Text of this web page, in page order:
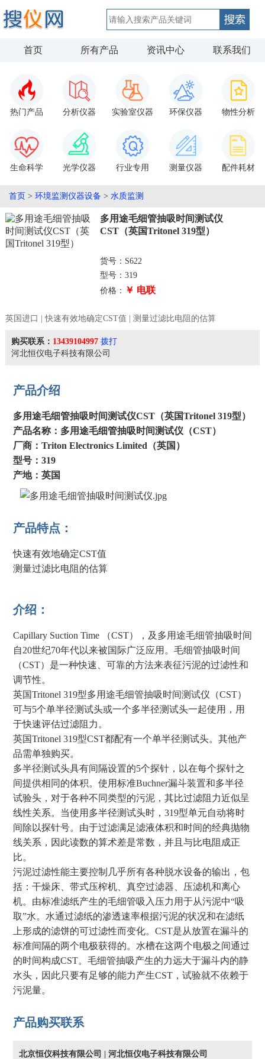
首页 所有产品 资讯中心 联系我们
热门产品 分析仪器 实验室仪器 环保仪器 物性分析
生命科学 光学仪器 行业专用 测量仪器 配件耗材
首页 > 环境监测仪器设备 > 水质监测
多用途毛细管抽吸时间测试仪
CST（英国Tritonel 319型）
货号：S622
型号：319
价格： ￥ 电联
英国进口 | 快速有效地确定CST值 | 测量过滤比电阻的估算
购买联系： 13439104997 拨打
河北恒仪电子科技有限公司
产品介绍
多用途毛细管抽吸时间测试仪CST（英国Tritonel 319型）
产品名称：多用途毛细管抽吸时间测试仪（CST）
厂商：Triton Electronics Limited（英国）
型号：319
产地：英国
产品特点：
快速有效地确定CST值
测量过滤比电阻的估算
介绍：
Capillary Suction Time （CST），及多用途毛细管抽吸时间
自20世纪70年代以来被国际广泛应用。毛细管抽吸时间
（CST）是一种快速、可靠的方法来表征污泥的过滤性和
调节性。
英国Tritonel 319型多用途毛细管抽吸时间测试仪（CST）
可与5个单半径测试头或一个多半径测试头一起使用，用
于快速评估过滤阻力。
英国Tritonel 319型CST都配有一个单半径测试头。其他产
品需单独购买。
多半径测试头具有间隔设置的5个探针，以在每个探针之
间提供相同的体积。使用标准Buchner漏斗装置和多半径
试验头，对于各种不同类型的污泥，其比过滤阻力近似呈
线性关系。当使用多半径测试头时，319型单元自动将时
间除以探针号。由于过滤满足滤液体积和时间的经典抛物
线关系，因此读数的算术差是常数，并且与比电阻成正
比。
污泥过滤性能主要控制几乎所有各种脱水设备的输出，包
括：干燥床、带式压榨机、真空过滤器、压滤机和离心
机。由标准滤纸产生的毛细管吸入压力用于从污泥中“吸
取”水。水通过滤纸的渗透速率根据污泥的状况和在滤纸
上形成的滤饼的可过滤性而变化。CST是从放置在漏斗的
标准间隔的两个电极获得的。水槽在这两个电极之间通过
的时间构成CST。毛细管抽吸产生的力远大于漏斗内的静
水头，因此只要有足够的能力产生CST，试验就不依赖于
污泥量。
产品购买联系
北京恒仪科技有限公司 | 河北恒仪电子科技有限公司